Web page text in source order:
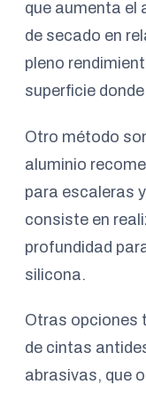
que aumenta el
de secado en
pleno
superficie
Otro método
aluminio
para escaleras
consiste en
profundidad
silicona.
Otras opciones
de cintas
abrasivas, que